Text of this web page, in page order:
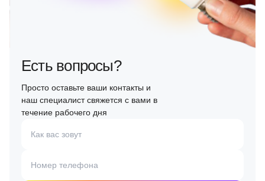
Есть вопросы?
Просто оставьте ваши контакты и
наш специалист свяжется с вами в
течение рабочего дня
Как вас зовут
Номер телефона